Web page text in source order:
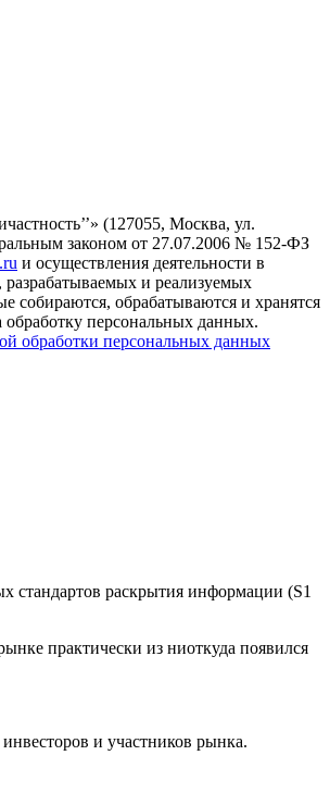
(127055, Москва, ул.
законом от 27.07.2006 № 152-ФЗ
и осуществления деятельности в
и реализуемых
собираются, обрабатываются и хранятся
персональных данных.
обработки персональных данных
стандартов раскрытия информации (S1
практически из ниоткуда появился
и участников рынка.